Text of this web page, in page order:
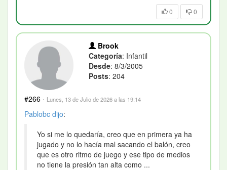
0 0
Brook
Categoría: Infantil
Desde: 8/3/2005
Posts: 204
#266 · Lunes, 13 de Julio de 2026 a las 19:14
Pablobc dijo:
Yo si me lo quedaría, creo que en primera ya ha
jugado y no lo hacía mal sacando el balón, creo
que es otro ritmo de juego y ese tipo de medios
no tiene la presión tan alta como ...